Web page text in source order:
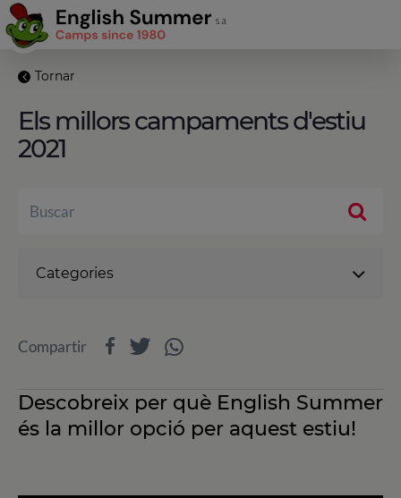
Tornar
Els millors campaments d'estiu
2021
Descobreix per què English Summer
és la millor opció per aquest estiu!
Categories
Compartir